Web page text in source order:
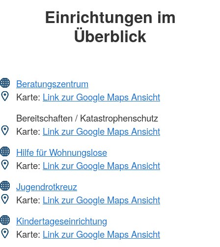
Einrichtungen im
Überblick
Beratungszentrum
Karte: Link zur Google Maps Ansicht
Bereitschaften / Katastrophenschutz
Karte: Link zur Google Maps Ansicht
Hilfe für Wohnungslose
Karte: Link zur Google Maps Ansicht
Jugendrotkreuz
Karte: Link zur Google Maps Ansicht
Kindertageseinrichtung
Karte: Link zur Google Maps Ansicht